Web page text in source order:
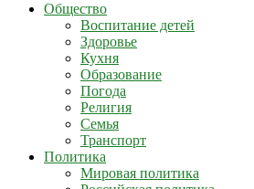
Общество
Воспитание детей
Здоровье
Кухня
Образование
Погода
Религия
Семья
Транспорт
Политика
Мировая политика